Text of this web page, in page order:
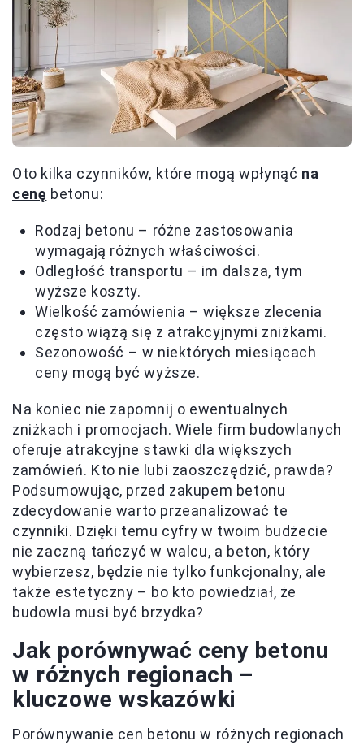
Oto kilka czynników, które mogą wpłynąć na
cenę betonu:
Rodzaj betonu – różne zastosowania
wymagają różnych właściwości.
Odległość transportu – im dalsza, tym
wyższe koszty.
Wielkość zamówienia – większe zlecenia
często wiążą się z atrakcyjnymi zniżkami.
Sezonowość – w niektórych miesiącach
ceny mogą być wyższe.
Na koniec nie zapomnij o ewentualnych
zniżkach i promocjach. Wiele firm budowlanych
oferuje atrakcyjne stawki dla większych
zamówień. Kto nie lubi zaoszczędzić, prawda?
Podsumowując, przed zakupem betonu
zdecydowanie warto przeanalizować te
czynniki. Dzięki temu cyfry w twoim budżecie
nie zaczną tańczyć w walcu, a beton, który
wybierzesz, będzie nie tylko funkcjonalny, ale
także estetyczny – bo kto powiedział, że
budowla musi być brzydka?
Jak porównywać ceny betonu
w różnych regionach –
kluczowe wskazówki
Porównywanie cen betonu w różnych regionach